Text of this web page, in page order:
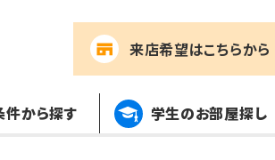
来店希望はこちらから
件から探す 学生のお部屋探し